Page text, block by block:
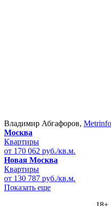
Владимир Абгафоров,
Москва
Квартиры
от 170 062 руб./кв.м.
Новая Москва
Квартиры
от 130 787 руб./кв.м.
Показать еще